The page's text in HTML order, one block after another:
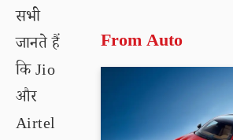
सभी
जानते हैं
कि Jio
और
Airtel
From Auto